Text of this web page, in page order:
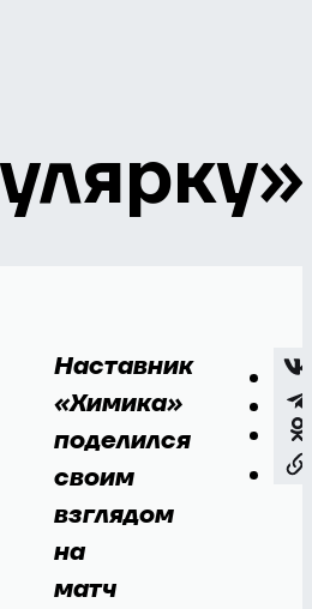
Наставник
«Химика»
поделился
своим
взглядом
на
матч